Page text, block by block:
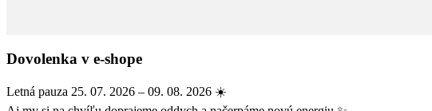
Dovolenka v e-shope
Letná pauza 25. 07. 2026 – 09. 08. 2026 ☀️